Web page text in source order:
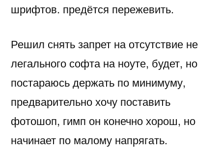
шрифтов. предётся пережевить.
Решил снять запрет на отсутствие не
легального софта на ноуте, будет, но
постараюсь держать по минимуму,
предварительно хочу поставить
фотошоп, гимп он конечно хорош, но
начинает по малому напрягать.